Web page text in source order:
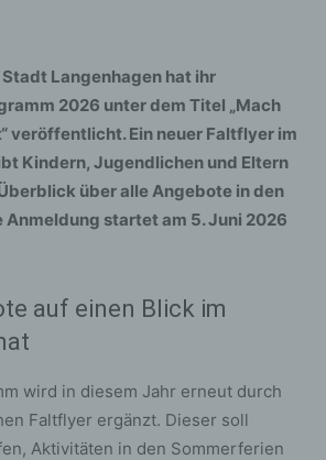
Langenhagen hat ihr
2026 unter dem Titel „Mach
veröffentlicht. Ein neuer Faltflyer im
Kindern, Jugendlichen und Eltern
über alle Angebote in den
Anmeldung startet am 5. Juni 2026
auf einen Blick im
wird in diesem Jahr erneut durch
Faltflyer ergänzt. Dieser soll
Aktivitäten in den Sommerferien